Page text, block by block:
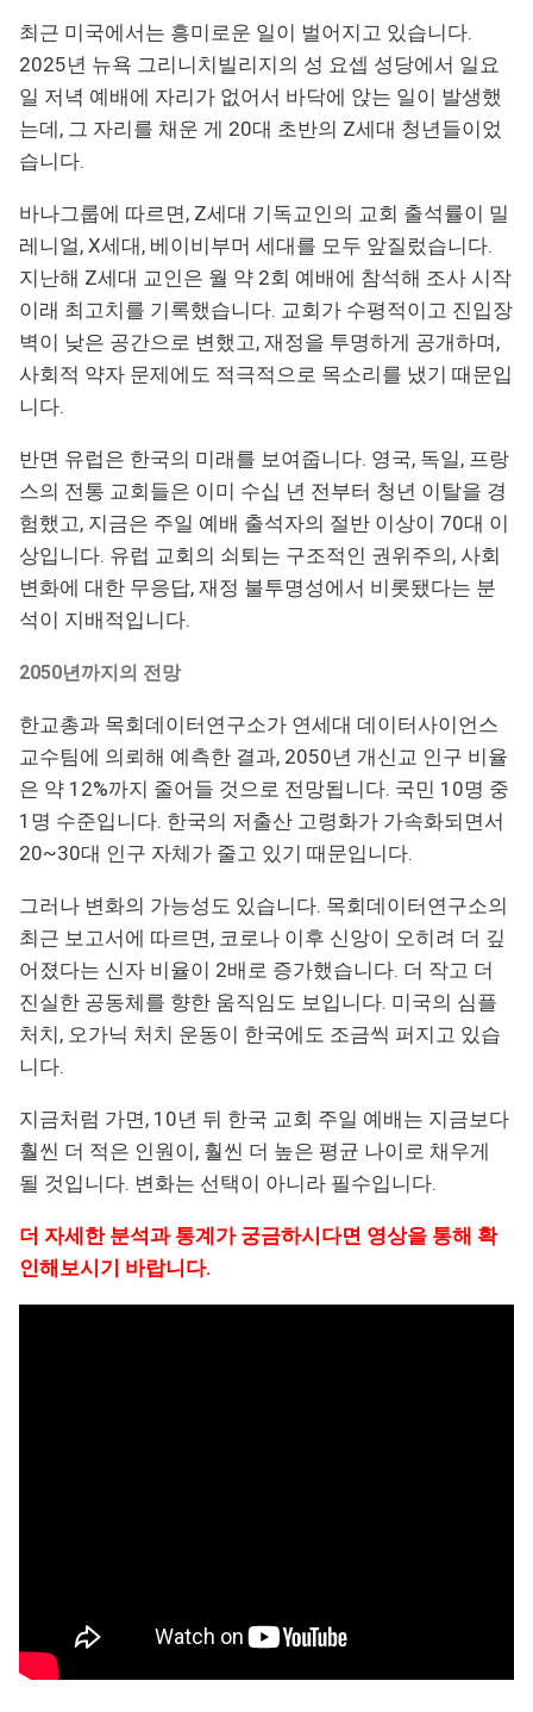
최근 미국에서는 흥미로운 일이 벌어지고 있습니다.
2025년 뉴욕 그리니치빌리지의 성 요셉 성당에서 일요
일 저녁 예배에 자리가 없어서 바닥에 앉는 일이 발생했
는데, 그 자리를 채운 게 20대 초반의 Z세대 청년들이었
습니다.
바나그룹에 따르면, Z세대 기독교인의 교회 출석률이 밀
레니얼, X세대, 베이비부머 세대를 모두 앞질렀습니다.
지난해 Z세대 교인은 월 약 2회 예배에 참석해 조사 시작
이래 최고치를 기록했습니다. 교회가 수평적이고 진입장
벽이 낮은 공간으로 변했고, 재정을 투명하게 공개하며,
사회적 약자 문제에도 적극적으로 목소리를 냈기 때문입
니다.
반면 유럽은 한국의 미래를 보여줍니다. 영국, 독일, 프랑
스의 전통 교회들은 이미 수십 년 전부터 청년 이탈을 경
험했고, 지금은 주일 예배 출석자의 절반 이상이 70대 이
상입니다. 유럽 교회의 쇠퇴는 구조적인 권위주의, 사회
변화에 대한 무응답, 재정 불투명성에서 비롯됐다는 분
석이 지배적입니다.
2050년까지의 전망
한교총과 목회데이터연구소가 연세대 데이터사이언스
교수팀에 의뢰해 예측한 결과, 2050년 개신교 인구 비율
은 약 12%까지 줄어들 것으로 전망됩니다. 국민 10명 중
1명 수준입니다. 한국의 저출산 고령화가 가속화되면서
20~30대 인구 자체가 줄고 있기 때문입니다.
그러나 변화의 가능성도 있습니다. 목회데이터연구소의
최근 보고서에 따르면, 코로나 이후 신앙이 오히려 더 깊
어졌다는 신자 비율이 2배로 증가했습니다. 더 작고 더
진실한 공동체를 향한 움직임도 보입니다. 미국의 심플
처치, 오가닉 처치 운동이 한국에도 조금씩 퍼지고 있습
니다.
지금처럼 가면, 10년 뒤 한국 교회 주일 예배는 지금보다
훨씬 더 적은 인원이, 훨씬 더 높은 평균 나이로 채우게
될 것입니다. 변화는 선택이 아니라 필수입니다.
더 자세한 분석과 통계가 궁금하시다면 영상을 통해 확
인해보시기 바랍니다.